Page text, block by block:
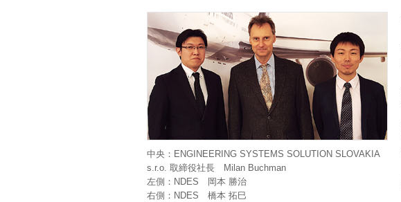
中央：ENGINEERING SYSTEMS SOLUTION SLOVAKIA
s.r.o. 取締役社長 Milan Buchman
左側：NDES 岡本 勝治
右側：NDES 橋本 拓巳